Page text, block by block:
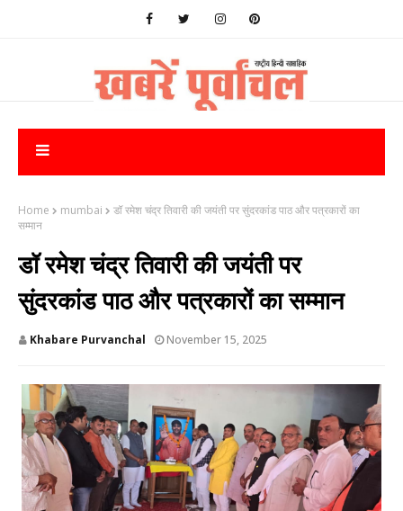
Home mumbai
डॉ रमेश चंद्र तिवारी की जयंती पर सुंदरकांड पाठ और पत्रकारों का
सम्मान
डॉ रमेश चंद्र तिवारी की जयंती पर
सुंदरकांड पाठ और पत्रकारों का सम्मान
Khabare Purvanchal November 15, 2025